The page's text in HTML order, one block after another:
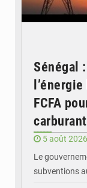
Sénégal
FCFA
5 août 2026
Le
subventions